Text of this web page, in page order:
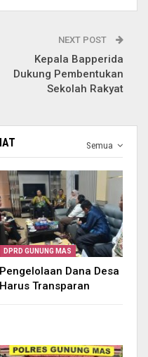
NEXT POST
Kepala Bapperida
Dukung Pembentukan
Sekolah Rakyat
Semua
DPRD GUNUNG MAS
Pengelolaan Dana Desa
Harus Transparan